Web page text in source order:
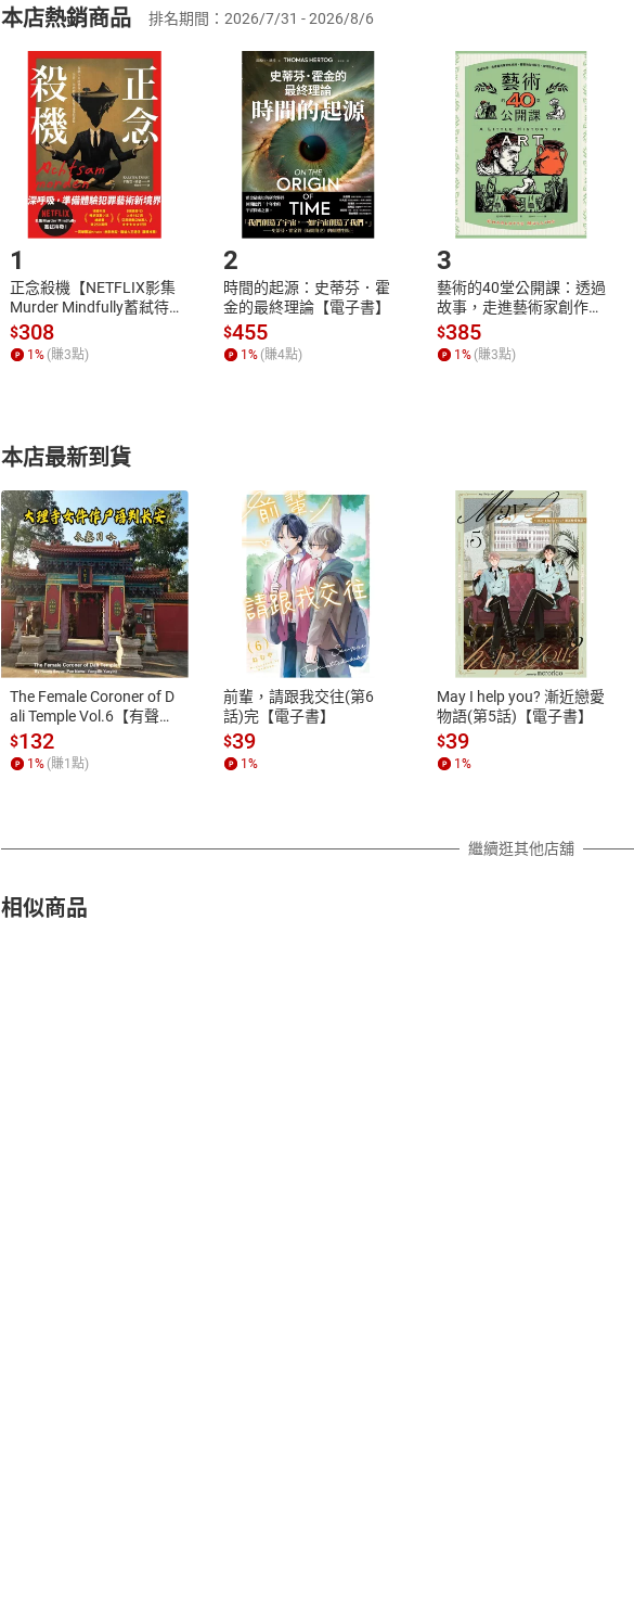
(二)消費者訂購本店鋪之商品即代表知悉本店鋪所銷售之商品為電子書，
且已下載/存取電子書，不得請求退貨退款。
退貨方式：您欲取消訂單或辦理退貨時，請登入樂天市場，並於「我的訂單
貨」，本店鋪將依您的申請進行審核，待審核通過後將為您辦理退款事宜。
請注意，樂天市場須以整筆訂單為單位進行取消/退貨，恕無法以單支商品取
挑選商品
Choose
放入購物車
Shopping cart
登入帳號
Login
購書後，如何開始使用？
Step1.選擇閱讀載具 Step2.登入
付款方式
ATM轉帳、信用卡、LINE PAY、AFTEE
退換貨規範
本店是否提供消費者保護法七日猶
之權利，遽消費者保護法及通訊交
除權合理例外情事適用準則，依商
質各有不同規定。詳細退換貨說明
照各商品說明。
本店熱銷商品 排名期間：2026/7/31 - 2026/8/6
1
正念殺機【NETFLIX影集
Murder Mindfully蓄弒待
發】【電子書】
$308
1 % (賺3點)
2
時間的起源：史蒂芬．霍
金的最終理論【電子書】
$455
1 % (賺4點)
3
藝術的40堂公開課：透過
故事，走進藝術家創作現
場，看藝術如何誕生、如
何形塑人類生活【電子
書】
$385
1 % (賺3點)
本店最新到貨
The Female Coroner of D
ali Temple Vol.6【有聲
書】
$132
1 % (賺1 點)
前輩，請跟我交往(第6
話)完【電子書】
$39
1 %
May I help you? 漸近戀愛
物語(第5話)【電子書】
$39
1 %
繼續逛其他店舖
相似商品